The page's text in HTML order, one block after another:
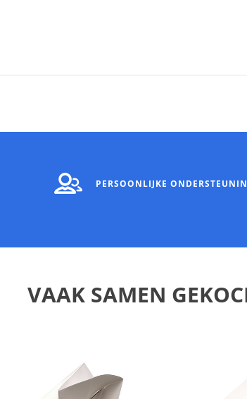
PERSOONLIJKE
VAAK SAMEN